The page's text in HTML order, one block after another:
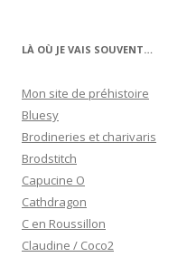
LÀ OÙ JE VAIS SOUVENT…
Mon site de préhistoire
Bluesy
Brodineries et charivaris
Brodstitch
Capucine O
Cathdragon
C en Roussillon
Claudine / Coco2